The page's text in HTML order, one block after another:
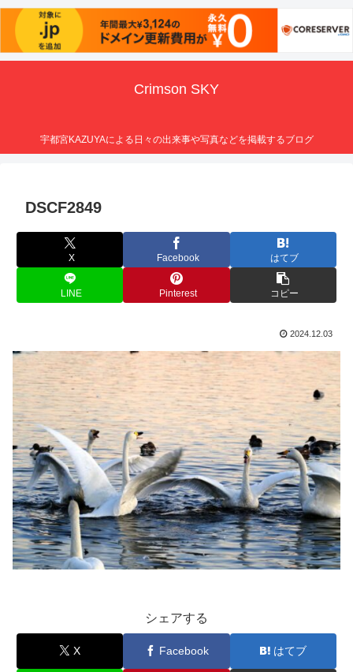
Crimson SKY
宇都宮KAZUYAによる日々の出来事や写真などを掲載するブログ
DSCF2849
X Facebook はてブ
LINE Pinterest コピー
2024.12.03
シェアする
X Facebook はてブ